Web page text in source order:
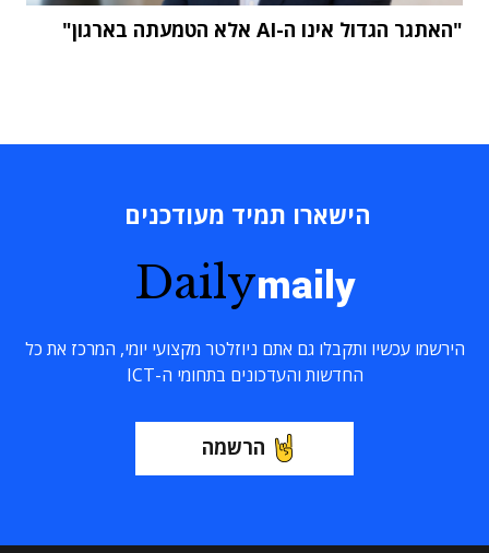
"האתגר הגדול אינו ה-AI אלא הטמעתה בארגון"
הישארו תמיד מעודכנים
Dailymaily
הירשמו עכשיו ותקבלו גם אתם ניוזלטר מקצועי יומי, המרכז את כל
החדשות והעדכונים בתחומי ה-ICT
הרשמה